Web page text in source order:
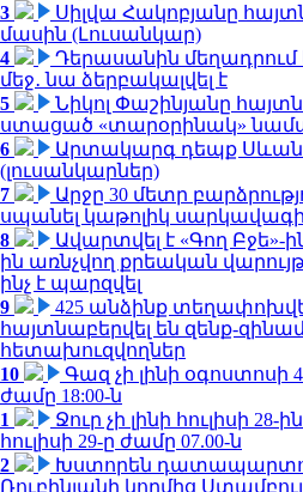
3
Սիլվա Հակոբյանը
մասին (Լուսանկար)
4
Դերասանին
մեջ․ նա ձերբակալվել է
5
Նիկոլ Փաշինյանը
ստացած «տարօրինակ»
6
Արտակարգ դեպք
(լուսանկարներ)
7
Արջը 30 մետր
սպանել կաթոլիկ
8
Ավարտվել է «Գող Բջե»-
ին առնչվող քրեական
ինչ է պարզվել
9
425 անձինք
հայտնաբերվել են զենք-
հետախուզվողներ
10
Գազ չի լինի օգոստոսի
ժամը 18:00-ն
1
Ջուր չի լինի հուլիսի 28-
հուլիսի 29-ը ժամը 07.00-ն
2
Խստորեն
Ռուբինյանի կողմից